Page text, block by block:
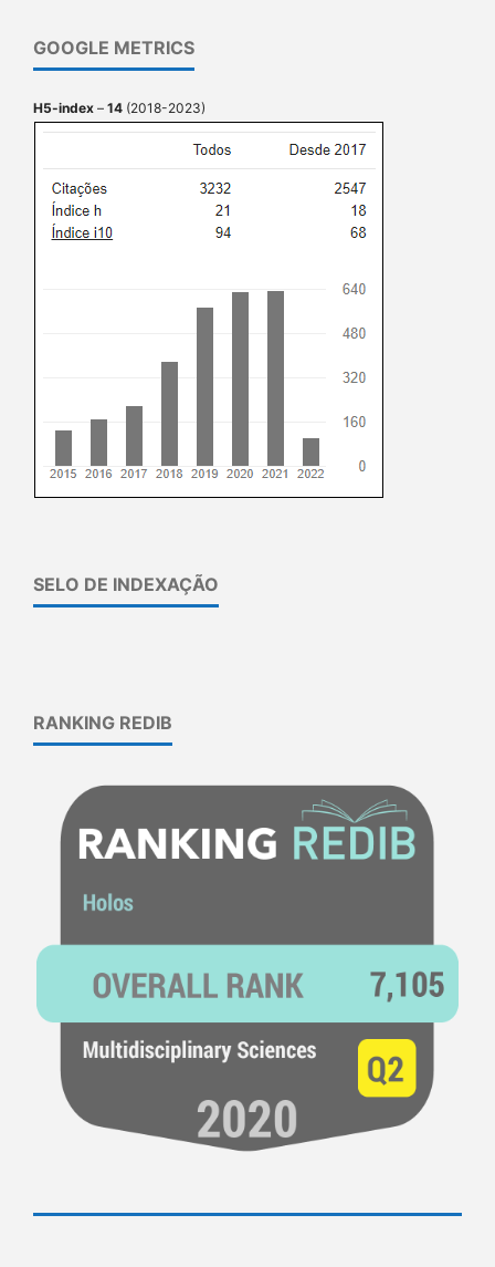
GOOGLE METRICS
H5-index – 14 (2018-2023)
SELO DE INDEXAÇÃO
RANKING REDIB